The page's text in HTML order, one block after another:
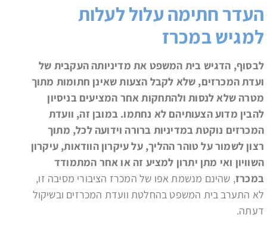
העדר חתימה עלול לעלות
למגיש במכרז
לבסוף, הדגיש בית המשפט את מדיניותה העקבית של
ועדת המכרזים, שלא לקבל הצעות שאינן חתומות מתוך
מטרה שלא לנסות ולהתחקות אחר המציעים בניסיון
להבין מדוע הצעותיהם לא נחתמו. במובן זה, וועדת
המכרזים נוקטת במדיניות ברורה וידועה לכל, מתוך
רצון לשמור על טוהר ההליך, על עיקרון הוודאות, עיקרון
השוויון ואי מתן יתרון למציע זה או אחר המתמודד
במכרז, שהינם מנשמת אפו של המכרז הציבורי מסיבה זו,
לא התערב בית המשפט בהחלטת וועדת המכרזים ובשיקול
דעתה.